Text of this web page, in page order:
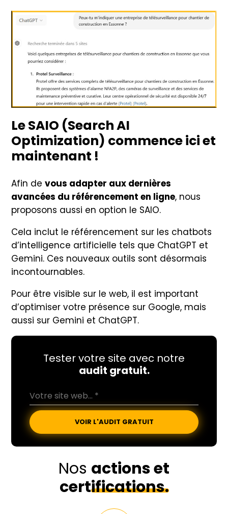
Le SAIO (Search AI
Optimization) commence ici et
maintenant !
Afin devous adapter aux dernières
avancées du référencement en ligne, nous
proposons aussi en option le SAIO.
Cela inclut le référencement sur les chatbots
d’intelligence artificielle tels que ChatGPT et
Gemini. Ces nouveaux outils sont désormais
incontournables.
Pour être visible sur le web, il est important
d’optimiser votre présence sur Google, mais
aussi sur Gemini et ChatGPT.
Tester votre site avec notre
audit gratuit.
VOIR L'AUDIT GRATUIT
Nos actions et
certifications.